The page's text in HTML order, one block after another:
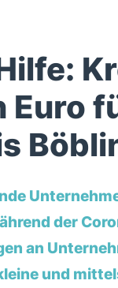
Euro
der
an
und